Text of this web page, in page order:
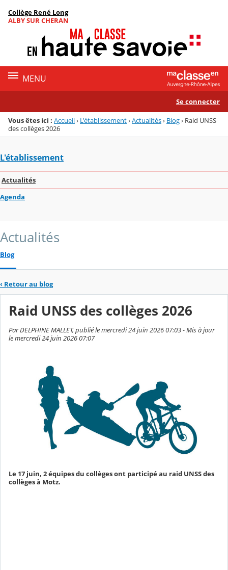
Menu de la rubrique
Contenu
Collège René Long
ALBY SUR CHERAN
MENU
Se connecter
Vous êtes ici : Accueil› L'établissement›Actualités› Blog› Raid UNSS
des collèges 2026
L'établissement
Actualités
Agenda
Actualités
Blog
‹ Retour au blog
Raid UNSS des collèges 2026
Par DELPHINE MALLET, publié le mercredi 24 juin 2026 07:03 - Mis à jour
le mercredi 24 juin 2026 07:07
Le 17 juin, 2 équipes du collèges ont participé au raid UNSS des
collèges à Motz.